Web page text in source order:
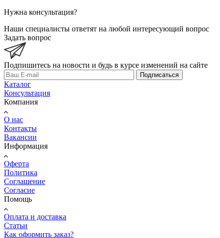
Нужна консультация?
Наши специалисты ответят на любой интересующий вопрос
Задать вопрос
Подпишитесь на новости и будь в курсе изменений на сайте
Подписаться
Каталог
Консультация
Компания
О нас
Контакты
Вакансии
Информация
Оферта
Политика
Соглашение
Согласие
Помощь
Оплата и доставка
Статьи
Как оформить заказ?